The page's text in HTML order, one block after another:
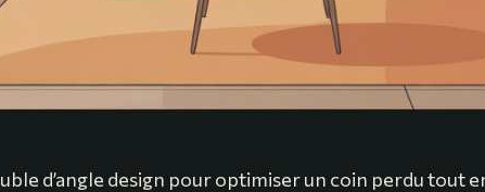
d’angle design pour optimiser un coin perdu tout